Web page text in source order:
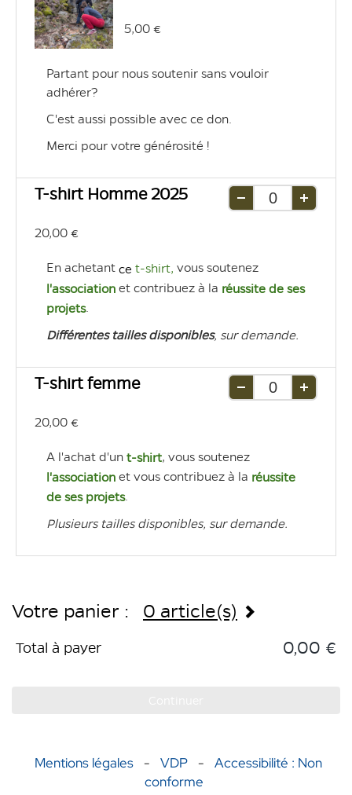
5,00 €
Partant pour nous soutenir sans vouloir
C'est aussi possible avec ce don.
Merci pour votre générosité !
T-shirt Homme 2025
20,00 €
Retirer
Ajouter
En achetant ce t-shirt,
l'association et contribuez à la réussite de ses
projets.
Différentes tailles disponibles, sur demande.
T-shirt femme
20,00 €
Retirer
Ajouter
A l'achat d'un t-shirt
l'association et vous contribuez à la réussite
de ses projets.
Plusieurs tailles disponibles, sur demande.
Votre panier : 0 article(s)
Total à payer 0,00 €
Mentions légales - VDP -
Accessibilité : Non
conforme